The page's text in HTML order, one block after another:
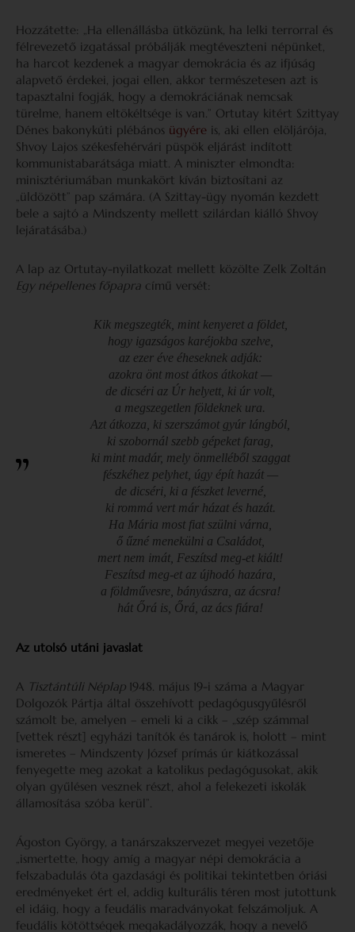
Hozzátette: „Ha ellenállásba ütközünk, ha lelki terrorral és
félrevezető izgatással próbálják megtéveszteni népünket,
ha harcot kezdenek a magyar demokrácia és az ifjúság
alapvető érdekei, jogai ellen, akkor természetesen azt is
tapasztalni fogják, hogy a demokráciának nemcsak
türelme, hanem eltökéltsége is van.” Ortutay kitért Szittyay
Dénes bakonykúti plébános ügyére is, aki ellen elöljárója,
Shvoy Lajos székesfehérvári püspök eljárást indított
kommunistabarátsága miatt. A miniszter elmondta:
minisztériumában munkakört kíván biztosítani az
„üldözött” pap számára. (A Szittay-ügy nyomán kezdett
bele a sajtó a Mindszenty mellett szilárdan kiálló Shvoy
lejáratásába.)
A lap az Ortutay-nyilatkozat mellett közölte Zelk Zoltán
Egy népellenes főpapra című versét:
Kik megszegték, mint kenyeret a földet,
hogy igazságos karéjokba szelve,
az ezer éve éheseknek adják:
azokra önt most átkos átkokat —
de dicséri az Úr helyett, ki úr volt,
a megszegetlen földeknek ura.
Azt átkozza, ki szerszámot gyúr lángból,
ki szobornál szebb gépeket farag,
ki mint madár, mely önmelléből szaggat
fészkéhez pelyhet, úgy épít hazát —
de dicséri, ki a fészket leverné,
ki rommá vert már házat és hazát.
Ha Mária most fiat szülni várna,
ő űzné menekülni a Családot,
mert nem imát, Feszítsd meg-et kiált!
Feszítsd meg-et az újhodó hazára,
a földművesre, bányászra, az ácsra!
hát Őrá is, Őrá, az ács fiára!
Az utolsó utáni javaslat
A Tisztántúli Néplap 1948. május 19-i száma a Magyar
Dolgozók Pártja által összehívott pedagógusgyűlésről
számolt be, amelyen – emeli ki a cikk – „szép számmal
[vettek részt] egyházi tanítók és tanárok is, holott – mint
ismeretes – Mindszenty József prímás úr kiátkozással
fenyegette meg azokat a katolikus pedagógusokat, akik
olyan gyűlésen vesznek részt, ahol a felekezeti iskolák
államosítása szóba kerül”.
Ágoston György, a tanárszakszervezet megyei vezetője
„ismertette, hogy amíg a magyar népi demokrácia a
felszabadulás óta gazdasági és politikai tekintetben óriási
eredményeket ért el, addig kulturális téren most jutottunk
el idáig, hogy a feudális maradványokat felszámoljuk. A
feudális kötöttségek megakadályozzák, hogy a nevelő